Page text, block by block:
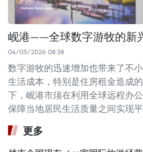
岘港——全球数字游牧的新
04/05/2026 08:38
数字游牧的迅速增加也带来了不
生活成本，特别是住房租金造成
下，岘港市须在利用全球远程办
保障当地居民生活质量之间实现平
更多